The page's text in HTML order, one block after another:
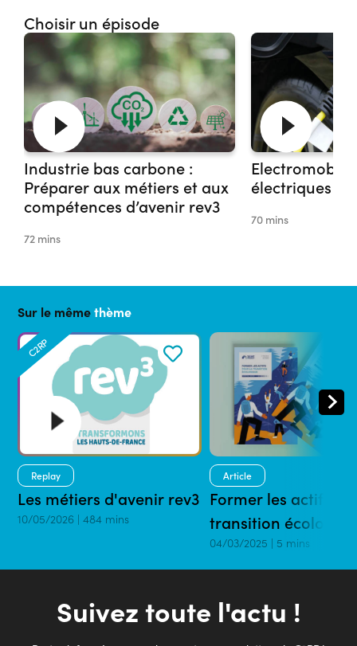
Choisir un épisode
Industrie bas carbone :
Préparer aux métiers et aux
compétences d’avenir rev3
72 mins
électriques :
70 mins
Sur le mêmethème
C2RP
Replay
Les métiers d'avenir rev3
10/05/2026 | 484 mins
Article
Former les actifs
transition
04/03/2025 | 5 mins
Suivez toute l'actu !